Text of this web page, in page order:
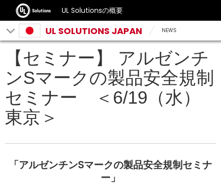
UL Solutionsの概要
UL SOLUTIONS JAPAN NEWS
【セミナー】 アルゼンチ
ンSマークの製品安全規制
セミナー ＜6/19（水）
東京＞
「アルゼンチンSマークの製品安全規制セミナ
ー」